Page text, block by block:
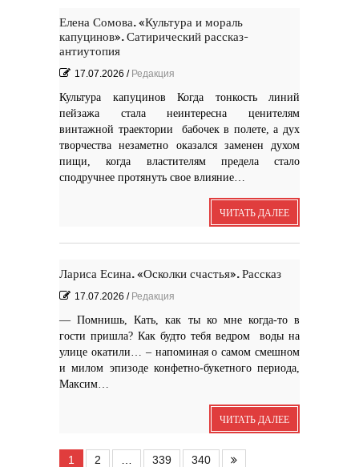
Елена Сомова. «Культура и мораль
капуцинов». Сатирический рассказ-
антиутопия
17.07.2026 / Редакция
Культура капуцинов Когда тонкость линий
пейзажа стала неинтересна ценителям
винтажной траектории бабочек в полете, а дух
творчества незаметно оказался заменен духом
пищи, когда властителям предела стало
сподручнее протянуть свое влияние…
ЧИТАТЬ ДАЛЕЕ
Лариса Есина. «Осколки счастья». Рассказ
17.07.2026 / Редакция
— Помнишь, Кать, как ты ко мне когда-то в
гости пришла? Как будто тебя ведром воды на
улице окатили… – напоминая о самом смешном
и милом эпизоде конфетно-букетного периода,
Максим…
ЧИТАТЬ ДАЛЕЕ
1 2 339 340